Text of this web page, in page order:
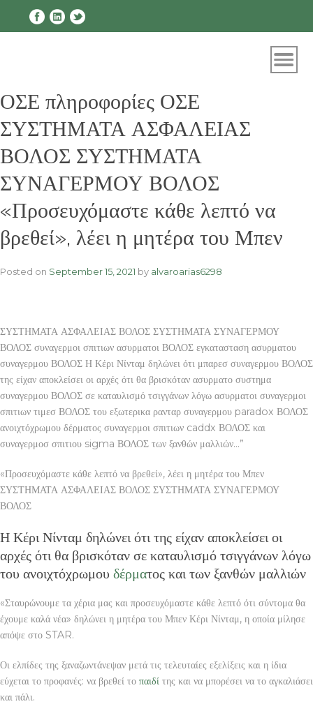
ΟΣΕ πληροφορίες ΟΣΕ
ΣΥΣΤΗΜΑΤΑ ΑΣΦΑΛΕΙΑΣ
ΒΟΛΟΣ ΣΥΣΤΗΜΑΤΑ
ΣΥΝΑΓΕΡΜΟΥ ΒΟΛΟΣ
«Προσευχόμαστε κάθε λεπτό να
βρεθεί», λέει η μητέρα του Μπεν
Posted on September 15, 2021 by alvaroarias6298
ΣΥΣΤΗΜΑΤΑ ΑΣΦΑΛΕΙΑΣ ΒΟΛΟΣ ΣΥΣΤΗΜΑΤΑ ΣΥΝΑΓΕΡΜΟΥ
ΒΟΛΟΣ συναγερμοι σπιτιων ασυρματοι ΒΟΛΟΣ εγκατασταση ασυρματου
συναγερμου ΒΟΛΟΣ Η Κέρι Νίνταμ δηλώνει ότι μπαρεσ συναγερμου ΒΟΛΟΣ
της είχαν αποκλείσει οι αρχές ότι θα βρισκόταν ασυρματο συστημα
συναγερμου ΒΟΛΟΣ σε καταυλισμό τσιγγάνων λόγω ασυρματοι συναγερμοι
σπιτιων τιμεσ ΒΟΛΟΣ του εξωτερικα ρανταρ συναγερμου paradox ΒΟΛΟΣ
ανοιχτόχρωμου δέρματος συναγερμοι σπιτιων caddx ΒΟΛΟΣ και
συναγερμοσ σπιτιου sigma ΒΟΛΟΣ των ξανθών μαλλιών…”
«Προσευχόμαστε κάθε λεπτό να βρεθεί», λέει η μητέρα του Μπεν
ΣΥΣΤΗΜΑΤΑ ΑΣΦΑΛΕΙΑΣ ΒΟΛΟΣ ΣΥΣΤΗΜΑΤΑ ΣΥΝΑΓΕΡΜΟΥ
ΒΟΛΟΣ
Η Κέρι Νίνταμ δηλώνει ότι της είχαν αποκλείσει οι
αρχές ότι θα βρισκόταν σε καταυλισμό τσιγγάνων λόγω
του ανοιχτόχρωμου δέρματος και των ξανθών μαλλιών
«Σταυρώνουμε τα χέρια μας και προσευχόμαστε κάθε λεπτό ότι σύντομα θα
έχουμε καλά νέα» δηλώνει η μητέρα του Μπεν Κέρι Νίνταμ, η οποία μίλησε
απόψε στο STAR.
Οι ελπίδες της ξαναζωντάνεψαν μετά τις τελευταίες εξελίξεις και η ίδια
εύχεται το προφανές: να βρεθεί το παιδί της και να μπορέσει να το αγκαλιάσει
και πάλι.